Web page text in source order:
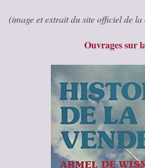
(image et extrait du site officiel de
Ouvrages sur